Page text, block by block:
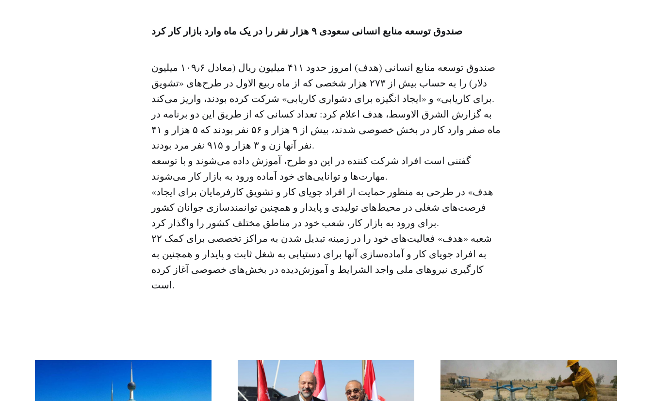
صندوق توسعه منابع انسانی سعودی ۹ هزار نفر را در یک ماه وارد بازار کار کرد
صندوق توسعه منابع انسانی (هدف) امروز حدود ۴۱۱ میلیون ریال (معادل ۱۰۹٫۶ میلیون
دلار) را به حساب بیش از ۲۷۳ هزار شخصی که از ماه ربیع الاول در طرح‌های «تشویق
برای کاریابی» و «ایجاد انگیزه برای دشواری کاریابی» شرکت کرده بودند، واریز می‌کند.
به گزارش الشرق الاوسط، هدف اعلام کرد: تعداد کسانی که از طریق این دو برنامه در
ماه صفر وارد کار در بخش خصوصی شدند، بیش از ۹ هزار و ۵۶ نفر بودند که ۵ هزار و ۴۱
نفر آنها زن و ۳ هزار و ۹۱۵ نفر مرد بودند.
گفتنی است افراد شرکت کننده در این دو طرح، آموزش داده می‌شوند و با توسعه
مهارت‌ها و توانایی‌های خود آماده ورود به بازار کار می‌شوند.
«هدف» در طرحی به منظور حمایت از افراد جویای کار و تشویق کارفرمایان برای ایجاد
فرصت‌های شغلی در محیط‌های تولیدی و پایدار و همچنین توانمندسازی جوانان کشور
برای ورود به بازار کار، شعب خود در مناطق مختلف کشور را واگذار کرد.
۲۲ شعبه «هدف» فعالیت‌های خود را در زمینه تبدیل شدن به مراکز تخصصی برای کمک
به افراد جویای کار و آماده‌سازی آنها برای دستیابی به شغل ثابت و پایدار و همچنین به
کارگیری نیروهای ملی واجد الشرایط و آموزش‌دیده در بخش‌های خصوصی آغاز کرده
است.